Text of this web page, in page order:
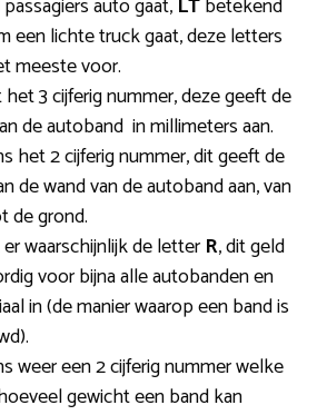
een lichte truck gaat, deze letters
meeste voor.
3 cijferig nummer, deze geeft de
de autoband in millimeters aan.
het 2 cijferig nummer, dit geeft de
de wand van de autoband aan, van
de grond.
waarschijnlijk de letter R, dit geld
voor bijna alle autobanden en
in (de manier waarop een band is
weer een 2 cijferig nummer welke
gewicht een band kan